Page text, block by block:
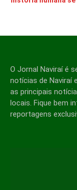
O Jornal Naviraí é
notícias de Naviraí
as principais
locais. Fique bem
reportagens